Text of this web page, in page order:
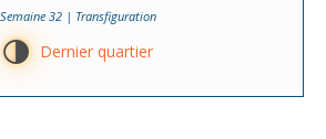
Semaine 32 | Transfiguration
T Dernier quartier